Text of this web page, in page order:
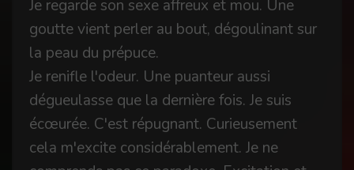
Je regarde son sexe affreux et mou. Une
goutte vient perler au bout, dégoulinant sur
la peau du prépuce.
Je renifle l'odeur. Une puanteur aussi
dégueulasse que la dernière fois. Je suis
écœurée. C'est répugnant. Curieusement
cela m'excite considérablement. Je ne